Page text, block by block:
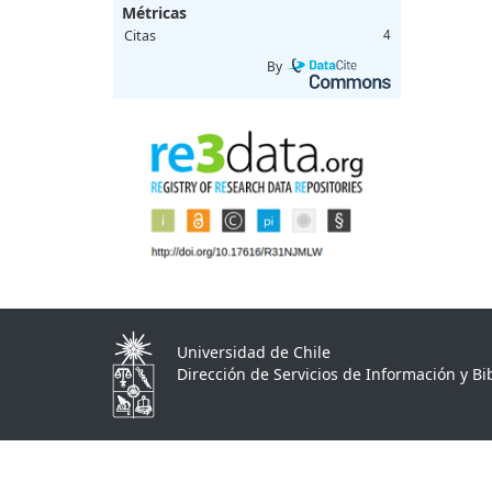
Métricas
Citas 4
By
Universidad de Chile
Dirección de Servicios de Información y